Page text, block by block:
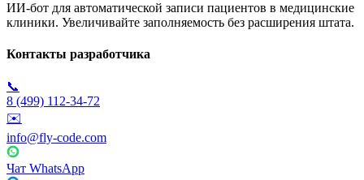
ИИ-бот для автоматической записи пациентов в медицинские
клиники. Увеличивайте заполняемость без расширения штата.
Контакты разработчика
📞
8 (499) 112-34-72
✉️
info@fly-code.com
Чат WhatsApp